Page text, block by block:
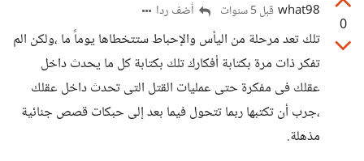
0
what98 قبل 5 سنوات أضف ردا
تلك تعد مرحلة من اليأس والإحباط ستتخطاها يوماً ما ،ولكن الم
تفكر ذات مرة بكتابة أفكارك تلك بكتابة كل ما يحدث داخل
عقلك فى مفكرة حتى عمليات القتل التى تحدث داخل عقلك
،جرب أن تكتبها ربما تتحول فيما بعد إلى حبكات قصص جنائية
مذهلة.